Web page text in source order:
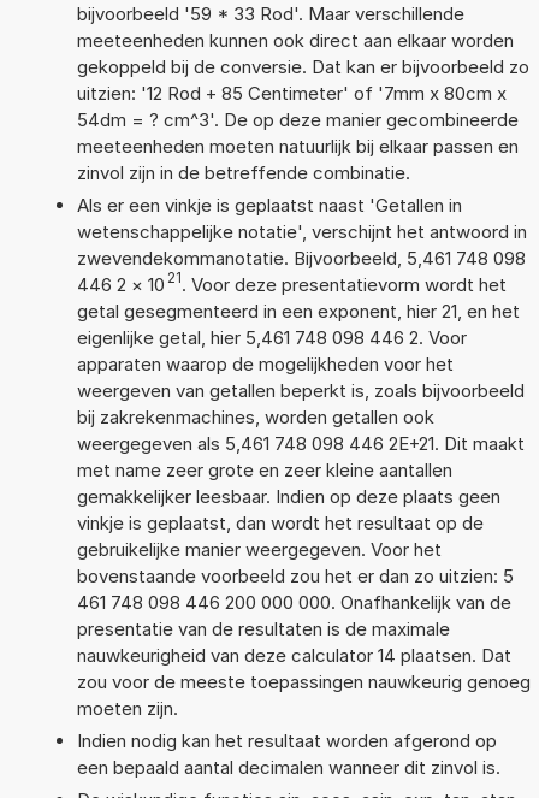
bijvoorbeeld '59 * 33 Rod'. Maar verschillende
meeteenheden kunnen ook direct aan elkaar worden
gekoppeld bij de conversie. Dat kan er bijvoorbeeld zo
uitzien: '12 Rod + 85 Centimeter' of '7mm x 80cm x
54dm = ? cm^3'. De op deze manier gecombineerde
meeteenheden moeten natuurlijk bij elkaar passen en
zinvol zijn in de betreffende combinatie.
Als er een vinkje is geplaatst naast 'Getallen in
wetenschappelijke notatie', verschijnt het antwoord in
zwevendekommanotatie. Bijvoorbeeld, 5,461 748 098
446 2 × 10 21. Voor deze presentatievorm wordt het
getal gesegmenteerd in een exponent, hier 21, en het
eigenlijke getal, hier 5,461 748 098 446 2. Voor
apparaten waarop de mogelijkheden voor het
weergeven van getallen beperkt is, zoals bijvoorbeeld
bij zakrekenmachines, worden getallen ook
weergegeven als 5,461 748 098 446 2E+21. Dit maakt
met name zeer grote en zeer kleine aantallen
gemakkelijker leesbaar. Indien op deze plaats geen
vinkje is geplaatst, dan wordt het resultaat op de
gebruikelijke manier weergegeven. Voor het
bovenstaande voorbeeld zou het er dan zo uitzien: 5
461 748 098 446 200 000 000. Onafhankelijk van de
presentatie van de resultaten is de maximale
nauwkeurigheid van deze calculator 14 plaatsen. Dat
zou voor de meeste toepassingen nauwkeurig genoeg
moeten zijn.
Indien nodig kan het resultaat worden afgerond op
een bepaald aantal decimalen wanneer dit zinvol is.